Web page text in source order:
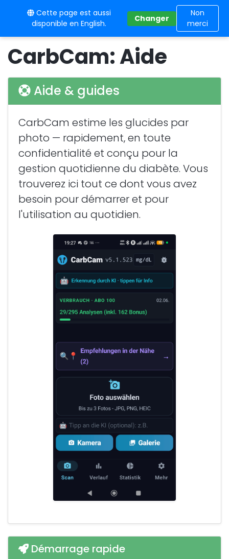
Cette page est aussi
disponible en English.
Changer
Non
merci
10BE
CarbCam: Aide
Aide & guides
CarbCam estime les glucides par
photo — rapidement, en toute
confidentialité et conçu pour la
gestion quotidienne du diabète. Vous
trouverez ici tout ce dont vous avez
besoin pour démarrer et pour
l'utilisation au quotidien.
Démarrage rapide